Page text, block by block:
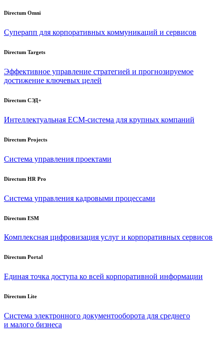
Directum Omni
Суперапп для корпоративных коммуникаций и сервисов
Directum Targets
Эффективное управление стратегией и прогнозируемое
достижение ключевых целей
Directum СЭД+
Интеллектуальная ECM-система для крупных компаний
Directum Projects
Система управления проектами
Directum HR Pro
Система управления кадровыми процессами
Directum ESM
Комплексная цифровизация услуг и корпоративных сервисов
Directum Portal
Единая точка доступа ко всей корпоративной информации
Directum Lite
Система электронного документооборота для среднего
и малого бизнеса